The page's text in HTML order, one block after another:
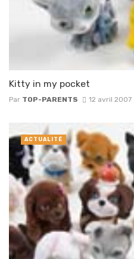
Kitty in my pocket
Par TOP-PARENTS 12 avril 2007
ACTUALITÉ